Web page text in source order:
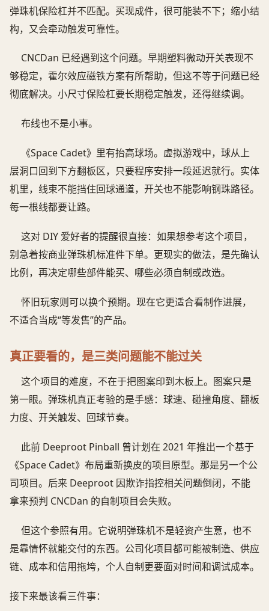
弹珠机保险杠并不匹配。买现成件，很可能装不下；缩小结
构，又会牵动触发可靠性。
CNCDan 已经遇到这个问题。早期塑料微动开关表现不
够稳定，霍尔效应磁铁方案有所帮助，但这不等于问题已经
彻底解决。小尺寸保险杠要长期稳定触发，还得继续调。
布线也不是小事。
《Space Cadet》里有抬高球场。虚拟游戏中，球从上
层洞口回到下方翻板区，只要程序安排一段延迟就行。实体
机里，线束不能挡住回球通道，开关也不能影响钢珠路径。
每一根线都要让路。
这对 DIY 爱好者的提醒很直接：如果想参考这个项目，
别急着按商业弹珠机标准件下单。更现实的做法，是先确认
比例，再决定哪些部件能买、哪些必须自制或改造。
怀旧玩家则可以换个预期。现在它更适合看制作进展，
不适合当成“等发售”的产品。
真正要看的，是三类问题能不能过关
这个项目的难度，不在于把图案印到木板上。图案只是
第一眼。弹珠机真正考验的是手感：球速、碰撞角度、翻板
力度、开关触发、回球节奏。
此前 Deeproot Pinball 曾计划在 2021 年推出一个基于
《Space Cadet》布局重新换皮的项目原型。那是另一个公
司项目。后来 Deeproot 因欺诈指控相关问题倒闭，不能
拿来预判 CNCDan 的自制项目会失败。
但这个参照有用。它说明弹珠机不是轻资产生意，也不
是靠情怀就能交付的东西。公司化项目都可能被制造、供应
链、成本和信用拖垮，个人自制更要面对时间和调试成本。
接下来最该看三件事：